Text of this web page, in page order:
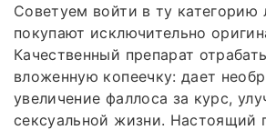
Советуем войти в ту
покупают исключительно
Качественный препарат
вложенную копеечку: дает
увеличение фаллоса за курс,
сексуальной жизни. Настоящий